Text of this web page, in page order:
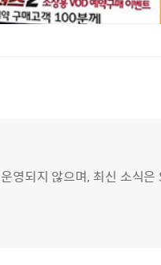
영되지 않으며, 최신 소식